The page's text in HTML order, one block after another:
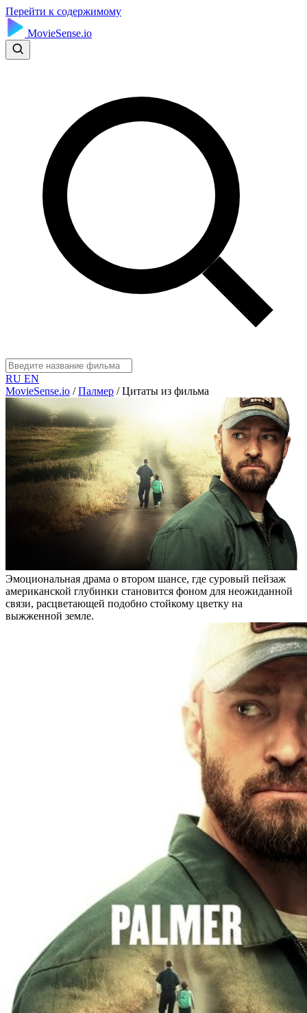
Перейти к содержимому
MovieSense.io
RU EN
MovieSense.io / Палмер / Цитаты из фильма
Эмоциональная драма о втором шансе, где суровый пейзаж
американской глубинки становится фоном для неожиданной
связи, расцветающей подобно стойкому цветку на
выжженной земле.